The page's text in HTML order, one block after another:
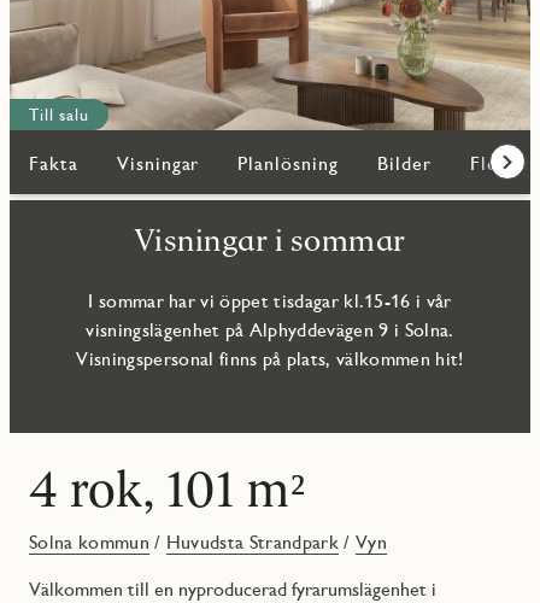
Till salu
Fakta Visningar Planlösning Bilder Fler
Visningar i sommar
I sommar har vi öppet tisdagar kl.15-16 i vår
visningslägenhet på Alphyddevägen 9 i Solna.
Visningspersonal finns på plats, välkommen hit!
4 rok, 101 m²
Solna kommun / Huvudsta Strandpark / Vyn
Välkommen till en nyproducerad fyrarumslägenhet i